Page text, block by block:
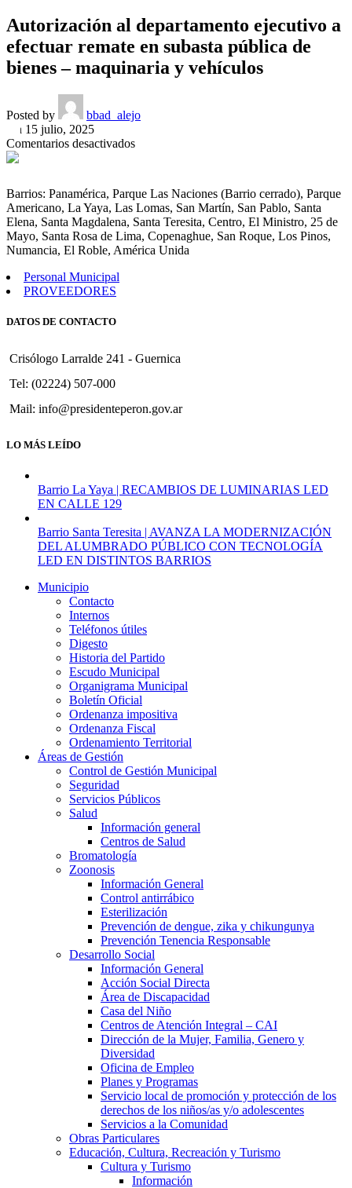
Autorización al departamento ejecutivo a
efectuar remate en subasta pública de
bienes – maquinaria y vehículos
Posted by
bbad_alejo
On 15 julio, 2025
Comentarios desactivadosen
ejecutivo
a
efectuar
remate
en
y
Barrios: Panamérica, Parque Las Naciones (Barrio cerrado), Parque
Americano, La Yaya, Las Lomas, San Martín, San Pablo, Santa
Elena, Santa Magdalena, Santa Teresita, Centro, El Ministro, 25 de
Mayo, Santa Rosa de Lima, Copenaghue, San Roque, Los Pinos,
Numancia, El Roble, América Unida
Personal Municipal
PROVEEDORES
DATOS DE CONTACTO
Crisólogo Larralde 241 - Guernica
Tel: (02224) 507-000
Mail: info@presidenteperon.gov.ar
LO MÁS LEÍDO
Barrio La Yaya | RECAMBIOS DE LUMINARIAS LED
EN CALLE 129
Barrio Santa Teresita | AVANZA LA MODERNIZACIÓN
DEL ALUMBRADO PÚBLICO CON TECNOLOGÍA
LED EN DISTINTOS BARRIOS
Municipio
Contacto
Internos
Teléfonos útiles
Digesto
Historia del Partido
Escudo Municipal
Organigrama Municipal
Boletín Oficial
Ordenanza impositiva
Ordenanza Fiscal
Ordenamiento Territorial
Áreas de Gestión
Control de Gestión Municipal
Seguridad
Servicios Públicos
Salud
Información general
Centros de Salud
Bromatología
Zoonosis
Información General
Control antirrábico
Esterilización
Prevención de dengue, zika y chikungunya
Prevención Tenencia Responsable
Desarrollo Social
Información General
Acción Social Directa
Área de Discapacidad
Casa del Niño
Centros de Atención Integral – CAI
Dirección de la Mujer, Familia, Genero y
Diversidad
Oficina de Empleo
Planes y Programas
Servicio local de promoción y protección de los
derechos de los niños/as y/o adolescentes
Servicios a la Comunidad
Obras Particulares
Educación, Cultura, Recreación y Turismo
Cultura y Turismo
Información